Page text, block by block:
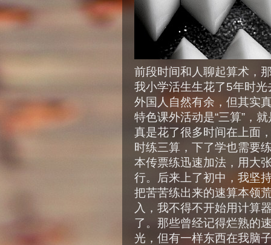
前段时间和人聊起算术，
我小学活生生花了5年时
外国人自然有余，但其实
特色课外活动是“三算”，
真是花了很多时间在上面
时练三算，下了学也需要
本传票练迅速加法，用大
行。后来上了初中，我坚
把苦苦练出来的速算本领
入，我不得不开始用计算
了。那些曾经记得烂熟的
光，但有一样东西在我脑